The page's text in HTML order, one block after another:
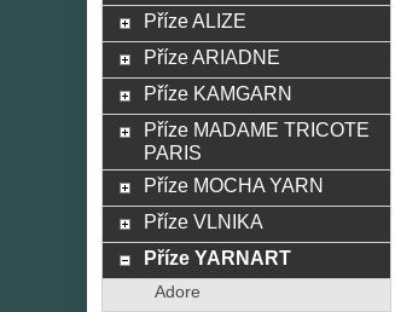
Příze ALIZE
Příze ARIADNE
Příze KAMGARN
Příze MADAME TRICOTE
PARIS
Příze MOCHA YARN
Příze VLNIKA
Příze YARNART
Adore